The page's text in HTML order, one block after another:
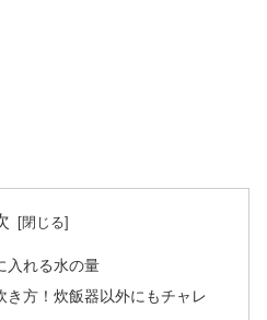
入れる水の量
き方！炊飯器以外にもチャレ